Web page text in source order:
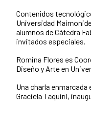
Contenidos
Universidad
alumnos de Cátedra
invitados especiales.
Romina Flores es
Diseño y Arte en
Una charla
Graciela Taquini,